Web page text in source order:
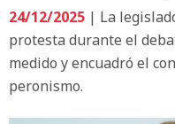
24/12/2025 | La
protesta durante el
medido y encuadró el
peronismo.